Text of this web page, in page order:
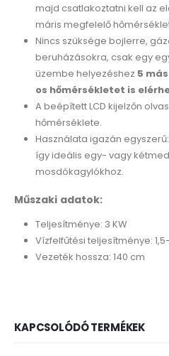
majd csatlakoztatni kell az
máris megfelelő
Nincs szüksége bojlerre,
beruházásokra, csak egy
üzembe helyezéshez 5
os hőmérsékletet is
A beépített LCD kijelzőn
hőmérséklete.
Használata igazán egyszerű:
így ideális egy- vagy
mosdókagylókhoz.
Műszaki adatok:
Teljesítménye: 3 KW
Vízfelfűtési teljesítménye:
Vezeték hossza: 140 cm
KAPCSOLÓDÓ TERMÉKEK